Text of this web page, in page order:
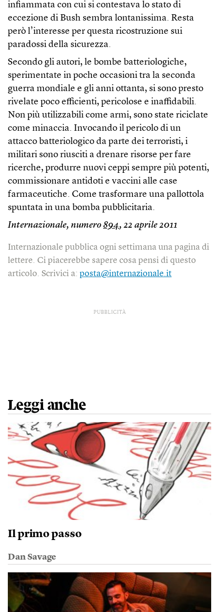
infiammata con cui si contestava lo stato di
eccezione di Bush sembra lontanissima. Resta
però l’interesse per questa ricostruzione sui
paradossi della sicurezza.
Secondo gli autori, le bombe batteriologiche,
sperimentate in poche occasioni tra la seconda
guerra mondiale e gli anni ottanta, si sono presto
rivelate poco efficienti, pericolose e inaffidabili.
Non più utilizzabili come armi, sono state riciclate
come minaccia. Invocando il pericolo di un
attacco batteriologico da parte dei terroristi, i
militari sono riusciti a drenare risorse per fare
ricerche, produrre nuovi ceppi sempre più potenti,
commissionare antidoti e vaccini alle case
farmaceutiche. Come trasformare una pallottola
spuntata in una bomba pubblicitaria.
Internazionale, numero 894, 22 aprile 2011
Internazionale pubblica ogni settimana una pagina di
lettere. Ci piacerebbe sapere cosa pensi di questo
articolo. Scrivici a: posta@internazionale.it
PUBBLICITÀ
Leggi anche
Il primo passo
Dan Savage